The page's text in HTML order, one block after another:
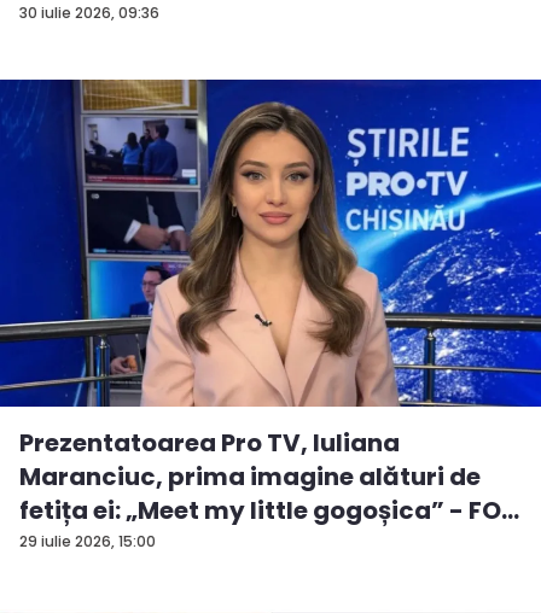
30 iulie 2026, 09:36
29 iulie 2026, 15:00
Prezentatoarea Pro TV, Iuliana
Maranciuc, prima imagine alături de
fetița ei: „Meet my little gogoșica” - FO...